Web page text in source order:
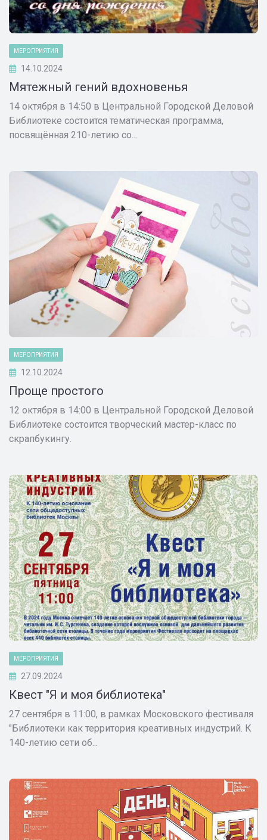
МЕРОПРИЯТИЯ
14.10.2024
Мятежный гений вдохновенья
14 октября в 14:50 в Центральной Городской Деловой
Библиотеке состоится тематическая программа,
посвящённая 210-летию со...
МЕРОПРИЯТИЯ
12.10.2024
Проще простого
12 октября в 14:00 в Центральной Городской Деловой
Библиотеке состоится творческий мастер-класс по
скрапбукингу.
МЕРОПРИЯТИЯ
27.09.2024
Квест "Я и моя библиотека"
27 сентября в 11:00, в рамках Московского фестиваля
"Библиотеки как территория креативных индустрий. К
140-летию сети об...